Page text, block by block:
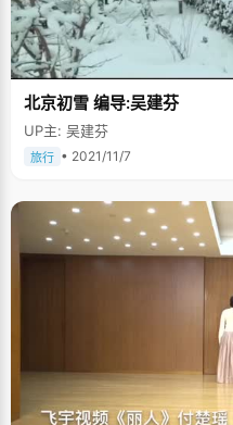
北京初雪 编导:吴建芬
UP主: 吴建芬
旅行 • 2021/11/7